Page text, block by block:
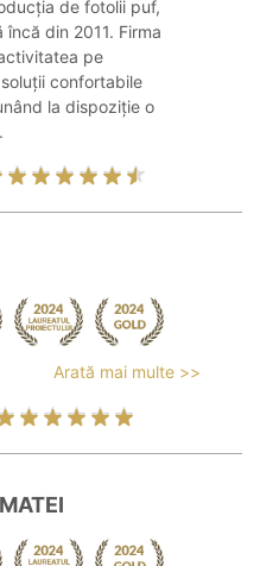
de fotolii puf,
din 2011. Firma
pe
confortabile
la dispoziție o
Arată mai multe >>